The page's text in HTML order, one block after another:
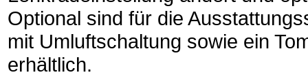
Optional sind für die
mit Umluftschaltung sowie ein
erhältlich.